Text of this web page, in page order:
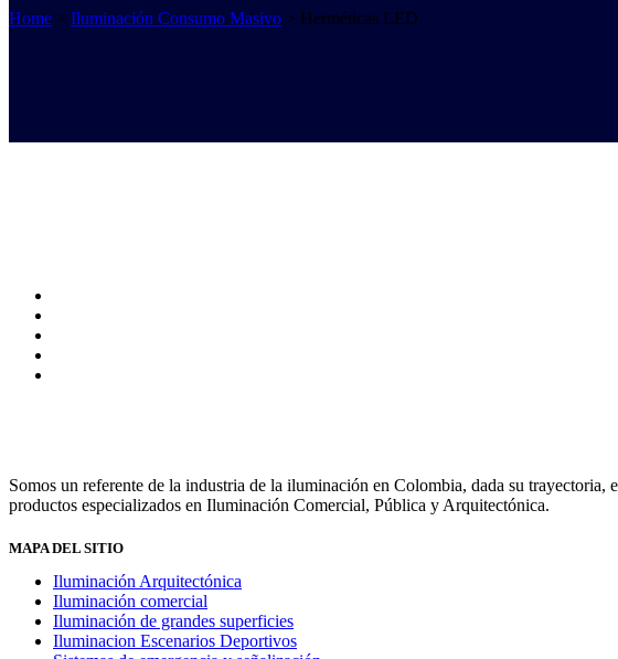
Home > Iluminación Consumo Masivo > Herméticas LED
Somos un referente de la industria de la iluminación en Colombia, dada su
productos especializados en Iluminación Comercial, Pública y Arquitectónica.
MAPA DEL SITIO
Iluminación Arquitectónica
Iluminación comercial
Iluminación de grandes superficies
Iluminacion Escenarios Deportivos